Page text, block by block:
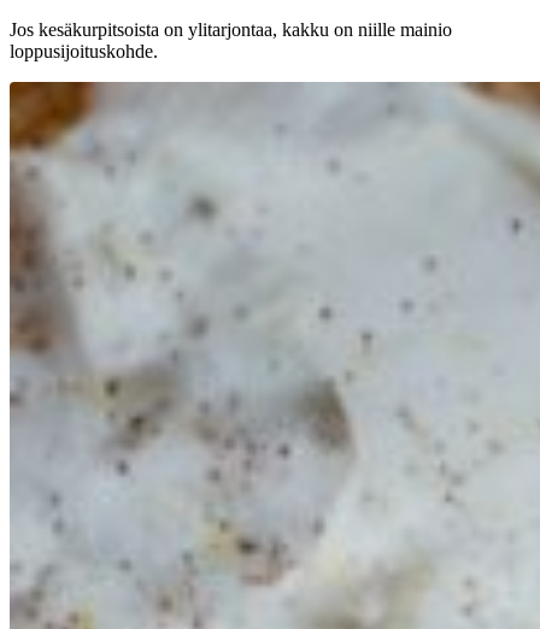
Jos kesäkurpitsoista on ylitarjontaa, kakku on niille mainio
loppusijoituskohde.